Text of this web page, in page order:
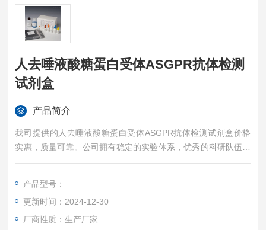
人去唾液酸糖蛋白受体ASGPR抗体检测
试剂盒
产品简介
我司提供的人去唾液酸糖蛋白受体ASGPR抗体检测试剂盒价格
实惠，质量可靠。公司拥有稳定的实验体系，优秀的科研队伍，
准确的实验结果，是您值得信赖的合作伙伴，凡购买我司的试剂
产品型号：
更新时间：2024-12-30
厂商性质：生产厂家